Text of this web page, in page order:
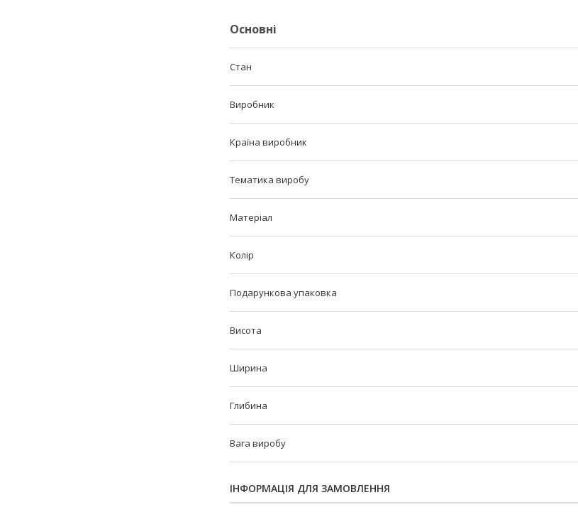
Основні
Стан
Виробник
Країна виробник
Тематика виробу
Матеріал
Колір
Подарункова упаковка
Висота
Ширина
Глибина
Вага виробу
ІНФОРМАЦІЯ ДЛЯ ЗАМОВЛЕННЯ